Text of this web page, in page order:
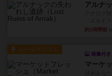
アルナ
約1時間前
ルール/インスト
画像付き
マーケ